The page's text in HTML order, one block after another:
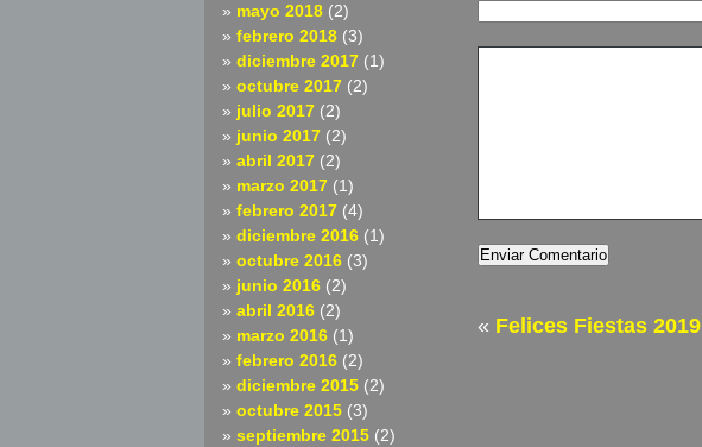
mayo 2018 (2)
febrero 2018 (3)
diciembre 2017 (1)
octubre 2017 (2)
julio 2017 (2)
junio 2017 (2)
abril 2017 (2)
marzo 2017 (1)
febrero 2017 (4)
diciembre 2016 (1)
octubre 2016 (3)
junio 2016 (2)
abril 2016 (2)
marzo 2016 (1)
febrero 2016 (2)
diciembre 2015 (2)
octubre 2015 (3)
septiembre 2015 (2)
« Felices Fiestas 2019